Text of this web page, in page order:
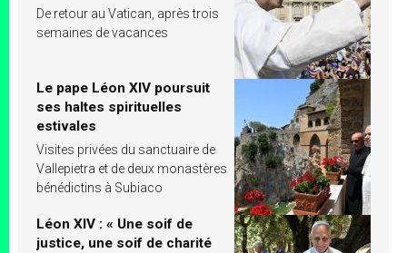
De retour au Vatican, après trois
semaines de vacances
Le pape Léon XIV poursuit
ses haltes spirituelles
estivales
Visites privées du sanctuaire de
Vallepietra et de deux monastères
bénédictins à Subiaco
Léon XIV : « Une soif de
justice, une soif de charité